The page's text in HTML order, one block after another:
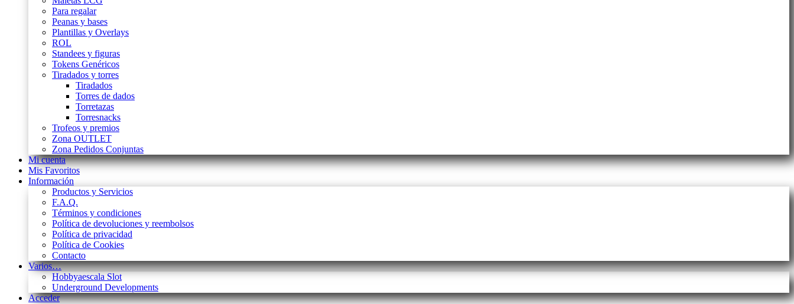
Para regalar
Peanas y bases
Plantillas y Overlays
ROL
Standees y figuras
Tokens Genéricos
Tiradados y torres
Tiradados
Torres de dados
Torretazas
Torresnacks
Trofeos y premios
Zona OUTLET
Zona Pedidos Conjuntas
Mi cuenta
Mis Favoritos
Información
Productos y Servicios
F.A.Q.
Términos y condiciones
Política de devoluciones y reembolsos
Política de privacidad
Política de Cookies
Contacto
Varios…
Hobbyaescala Slot
Underground Developments
Acceder